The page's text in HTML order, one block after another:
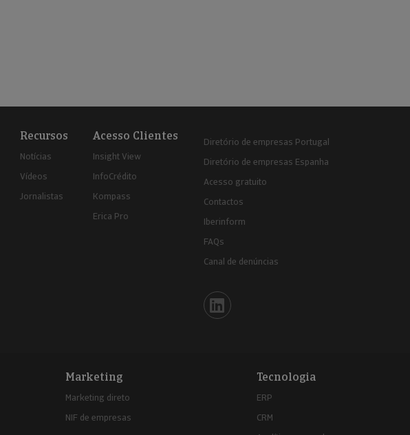
Recursos
Notícias
Vídeos
Jornalistas
Acesso Clientes
Insight View
InfoCrédito
Kompass
Erica Pro
Diretório de empresas Portugal
Diretório de empresas Espanha
Acesso gratuito
Contactos
Iberinform
FAQs
Canal de denúncias
Iberinform en Linkedin
Marketing
Marketing direto
NIF de empresas
Tecnologia
ERP
CRM